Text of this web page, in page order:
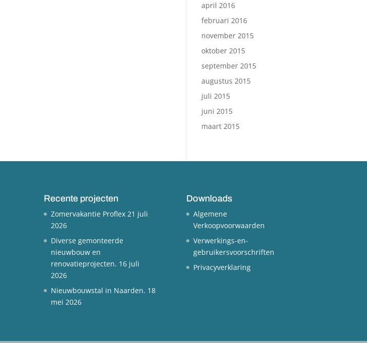
april 2016
februari 2016
november 2015
oktober 2015
september 2015
augustus 2015
juli 2015
juni 2015
maart 2015
Recente projecten
Zomervakantie Proflex 21 juli
2026
Diverse gemonteerde
nieuwbouw en
renovatieprojecten. 16 juli
2026
Nieuwbouwstal in Naarden. 18
mei 2026
Downloads
Algemene
Verkoopvoorwaarden
Verwerkings-en-
gebruikersvoorschriften
Privacyverklaring